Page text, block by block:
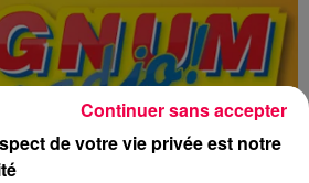
de votre vie privée est notre
Continuer sans accepter